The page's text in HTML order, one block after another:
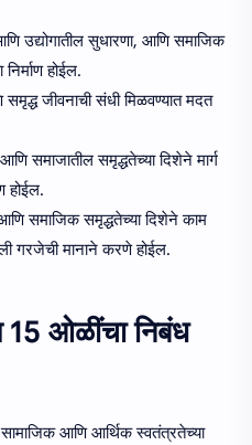
उद्योगातील सुधारणा, आणि समाजिक
होईल.
जीवनाची संधी मिळवण्यात मदत
समाजातील समृद्धतेच्या दिशेने मार्ग
होईल.
समाजिक समृद्धतेच्या दिशेने काम
गरजेची मानाने करणे होईल.
15 ओळींचा निबंध
सामाजिक आणि आर्थिक स्वतंत्रतेच्या